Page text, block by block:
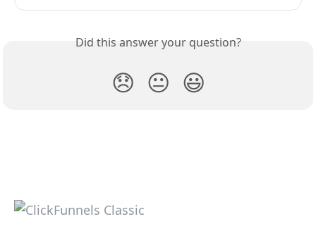
Did this answer your question?
😞 😐 😃